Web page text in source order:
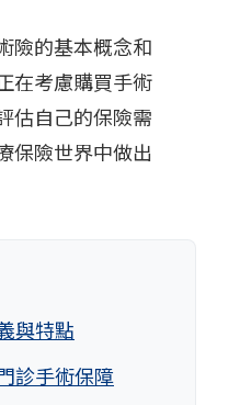
險的基本概念和
在考慮購買手術
估自己的保險需
保險世界中做出
與特點
診手術保障